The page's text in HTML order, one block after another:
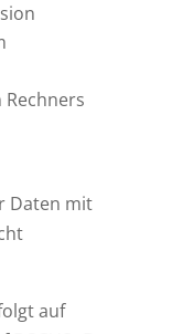
Daten mit
auf